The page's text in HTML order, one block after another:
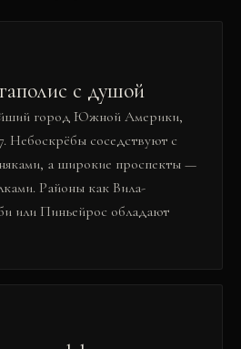
с душой
город Южной Америки,
Небоскрёбы соседствуют с
а широкие проспекты —
Районы как Вила-
или Пиньейрос обладают